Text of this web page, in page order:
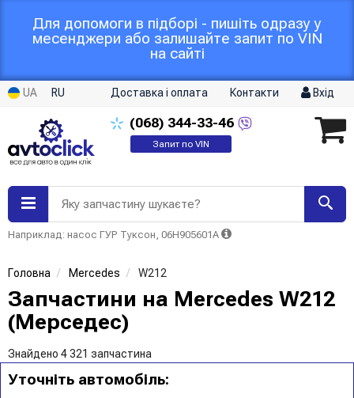
Для допомоги в підборі - пишіть одразу у
месенджери або залишайте запит по VIN
на сайті
UA RU Доставка і оплата Контакти Вхід
(068) 344-33-46
Запит по VIN
Яку запчастину шукаєте?
Наприклад: насос ГУР Туксон, 06H905601A
Головна Mercedes W212
Запчастини на Mercedes W212
(Мерседес)
Знайдено 4 321 запчастина
Уточніть автомобіль: